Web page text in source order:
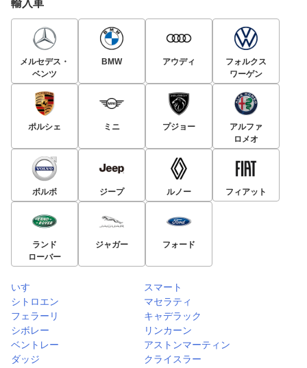
輸入車
メルセデス・
ベンツ
BMW アウディ
フォルクス
ワーゲン
ポルシェ ミニ プジョー
アルファ
ロメオ
ボルボ ジープ ルノー フィアット
ランド
ローバー
ジャガー フォード
いすゞ
スマート
シトロエン
マセラティ
フェラーリ
キャデラック
シボレー
リンカーン
ベントレー
アストンマーティン
ダッジ
クライスラー